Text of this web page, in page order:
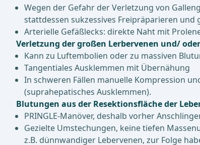
Wegen der Gefahr der Verletzung von
stattdessen sukzessives Freipräparieren und
Arterielle Gefäßlecks: direkte Naht mit
Verletzung der großen Lerbervenen und/
Kann zu Luftembolien oder zu massiven
Tangentiales Ausklemmen mit Übernähung
In schweren Fällen manuelle Kompression
(suprahepatisches Ausklemmen).
Blutungen aus der Resektionsfläche der
PRINGLE-Manöver, deshalb vorher
Gezielte Umstechungen, keine tiefen
z.B. dünnwandiger Lebervenen, zur Folge